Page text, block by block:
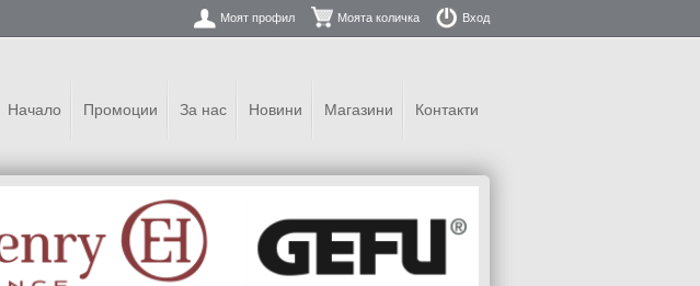
Моят профил Моята количка Вход
Начало Промоции За нас Новини Магазини Контакти